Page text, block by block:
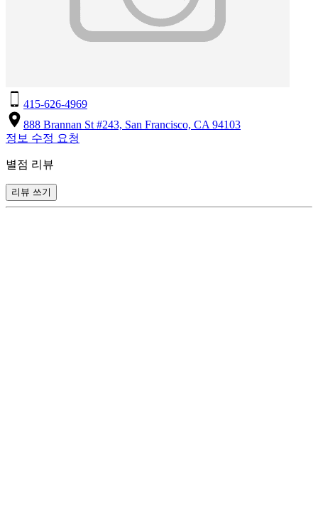
415-626-4969
888 Brannan St #243, San Francisco, CA 94103
정보 수정 요청
별점 리뷰
리뷰 쓰기